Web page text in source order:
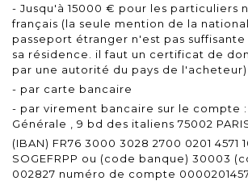
- Jusqu'à 15000 € pour les particuliers
français (la seule mention de la
passeport étranger n'est pas
sa résidence. il faut un certificat de
par une autorité du pays de l'acheteur)
- par carte bancaire
- par virement bancaire sur le compte
Générale , 9 bd des italiens 75002
(IBAN) FR76 3000 3028 2700 0201 4571
SOGEFRPP ou (code banque) 30003
002827 numéro de compte